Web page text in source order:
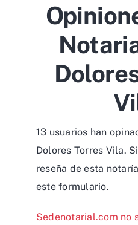
13 usuarios han
Dolores Torres Vila.
reseña de esta
este formulario.
Sedenotarial.com no